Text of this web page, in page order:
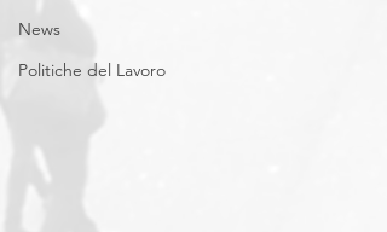
News
Politiche del Lavoro